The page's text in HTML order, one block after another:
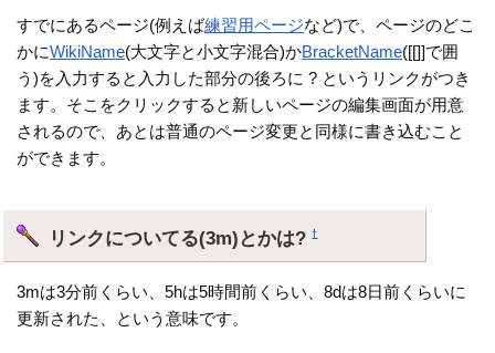
すでにあるページ(例えば練習用ページなど)で、ページのどこ
かにWikiName(大文字と小文字混合)かBracketName([[]]で囲
う)を入力すると入力した部分の後ろに ? というリンクがつき
ます。そこをクリックすると新しいページの編集画面が用意
されるので、あとは普通のページ変更と同様に書き込むこと
ができます。
リンクについてる(3m)とかは?†
3mは3分前くらい、5hは5時間前くらい、8dは8日前くらいに
更新された、という意味です。